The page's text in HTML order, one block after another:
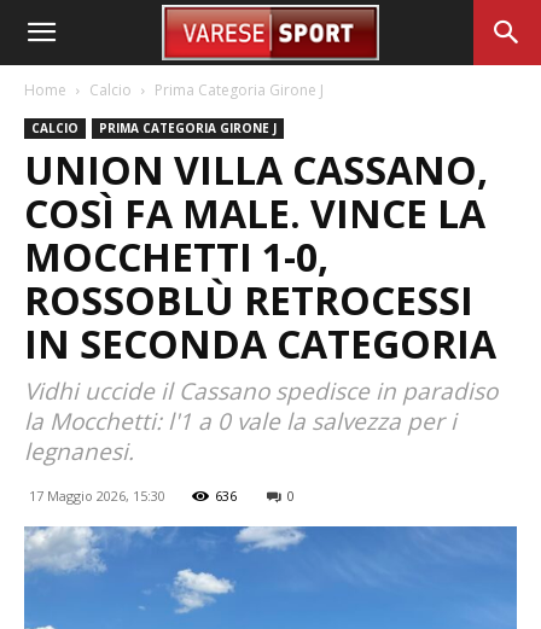
Home Calcio Prima Categoria Girone J
CALCIO PRIMA CATEGORIA GIRONE J
UNION VILLA CASSANO,
COSÌ FA MALE. VINCE LA
MOCCHETTI 1-0,
ROSSOBLÙ RETROCESSI
IN SECONDA CATEGORIA
Vidhi uccide il Cassano spedisce in paradiso
la Mocchetti: l'1 a 0 vale la salvezza per i
legnanesi.
17 Maggio 2026, 15:30 636 0